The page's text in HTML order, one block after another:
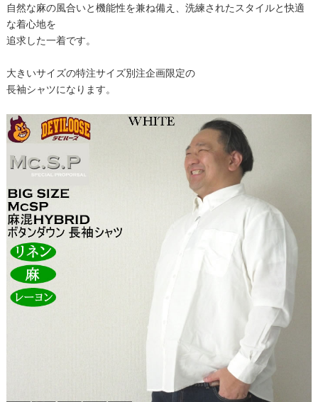
自然な麻の風合いと機能性を兼ね備え、洗練されたスタイルと快適
な着心地を
追求した一着です。
大きいサイズの特注サイズ別注企画限定の
長袖シャツになります。